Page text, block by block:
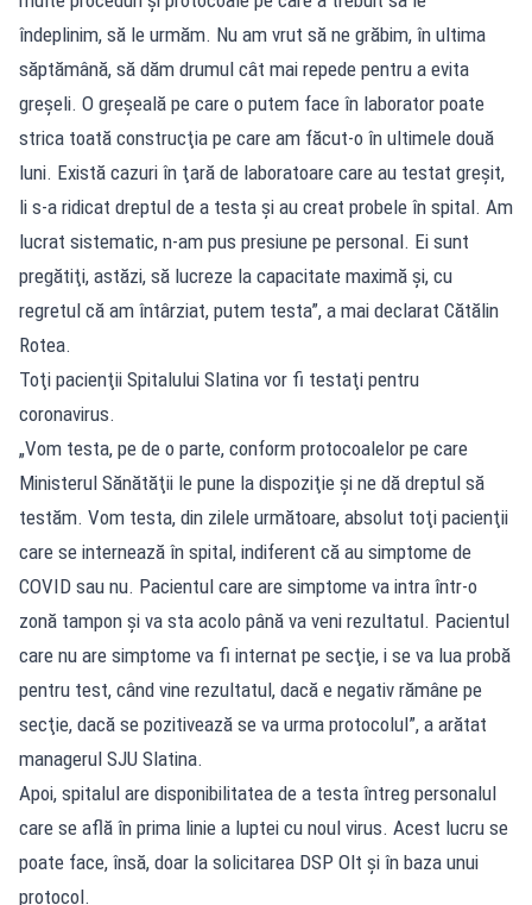
îndeplinim, să le urmăm. Nu am vrut să ne grăbim, în ultima
săptămână, să dăm drumul cât mai repede pentru a evita
greşeli. O greşeală pe care o putem face în laborator poate
strica toată construcţia pe care am făcut-o în ultimele două
luni. Există cazuri în ţară de laboratoare care au testat greşit,
li s-a ridicat dreptul de a testa şi au creat probele în spital. Am
lucrat sistematic, n-am pus presiune pe personal. Ei sunt
pregătiţi, astăzi, să lucreze la capacitate maximă şi, cu
regretul că am întârziat, putem testa”, a mai declarat Cătălin
Rotea.
Toţi pacienţii Spitalului Slatina vor fi testaţi pentru
coronavirus.
„Vom testa, pe de o parte, conform protocoalelor pe care
Ministerul Sănătăţii le pune la dispoziţie şi ne dă dreptul să
testăm. Vom testa, din zilele următoare, absolut toţi pacienţii
care se internează în spital, indiferent că au simptome de
COVID sau nu. Pacientul care are simptome va intra într-o
zonă tampon şi va sta acolo până va veni rezultatul. Pacientul
care nu are simptome va fi internat pe secţie, i se va lua probă
pentru test, când vine rezultatul, dacă e negativ rămâne pe
secţie, dacă se pozitivează se va urma protocolul”, a arătat
managerul SJU Slatina.
Apoi, spitalul are disponibilitatea de a testa întreg personalul
care se află în prima linie a luptei cu noul virus. Acest lucru se
poate face, însă, doar la solicitarea DSP Olt şi în baza unui
protocol.